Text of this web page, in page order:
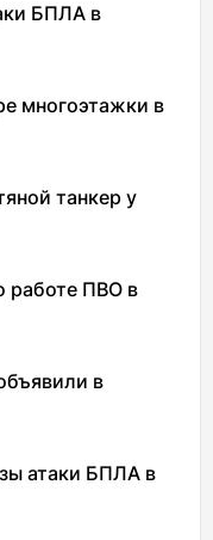
БПЛА в
многоэтажки в
танкер у
работе ПВО в
в
атаки БПЛА в